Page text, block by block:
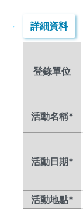
詳細資料
登錄單位
活動名稱*
活動日期*
活動地點*